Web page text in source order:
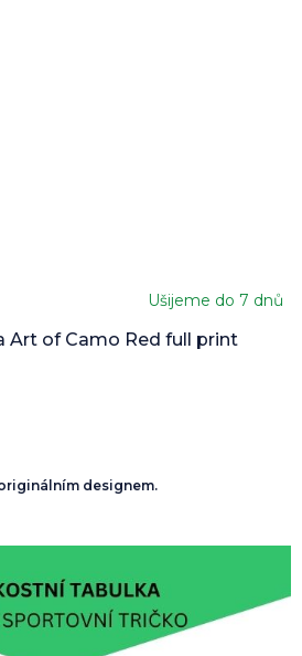
Art of Camo Red full print
Ušijeme do 7 dnů
designem.